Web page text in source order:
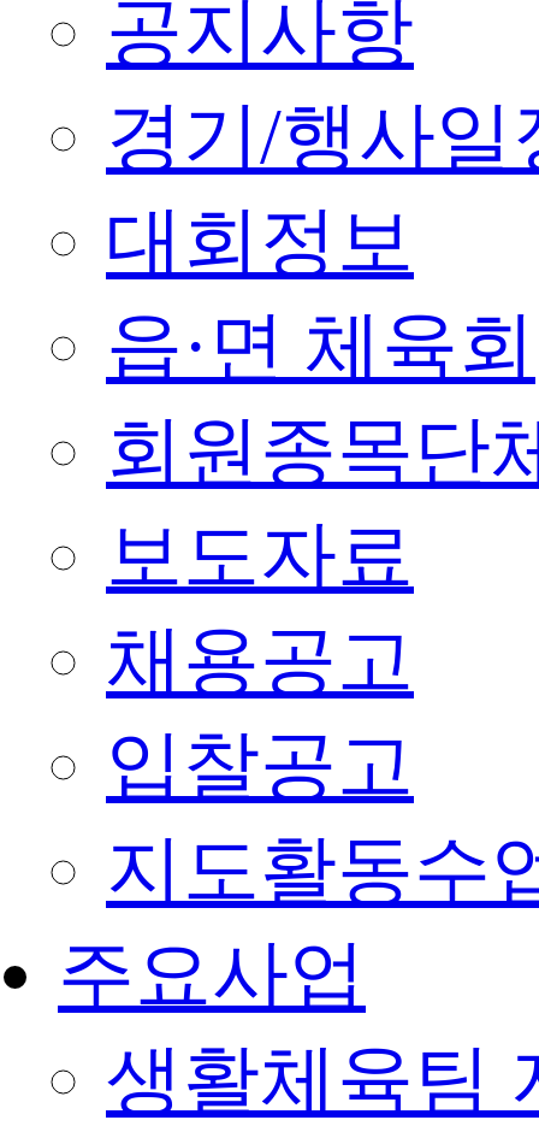
공지사항
경기/행사일
대회정보
읍·면 체육회
회원종목단
보도자료
채용공고
입찰공고
지도활동수
주요사업
생활체육팀